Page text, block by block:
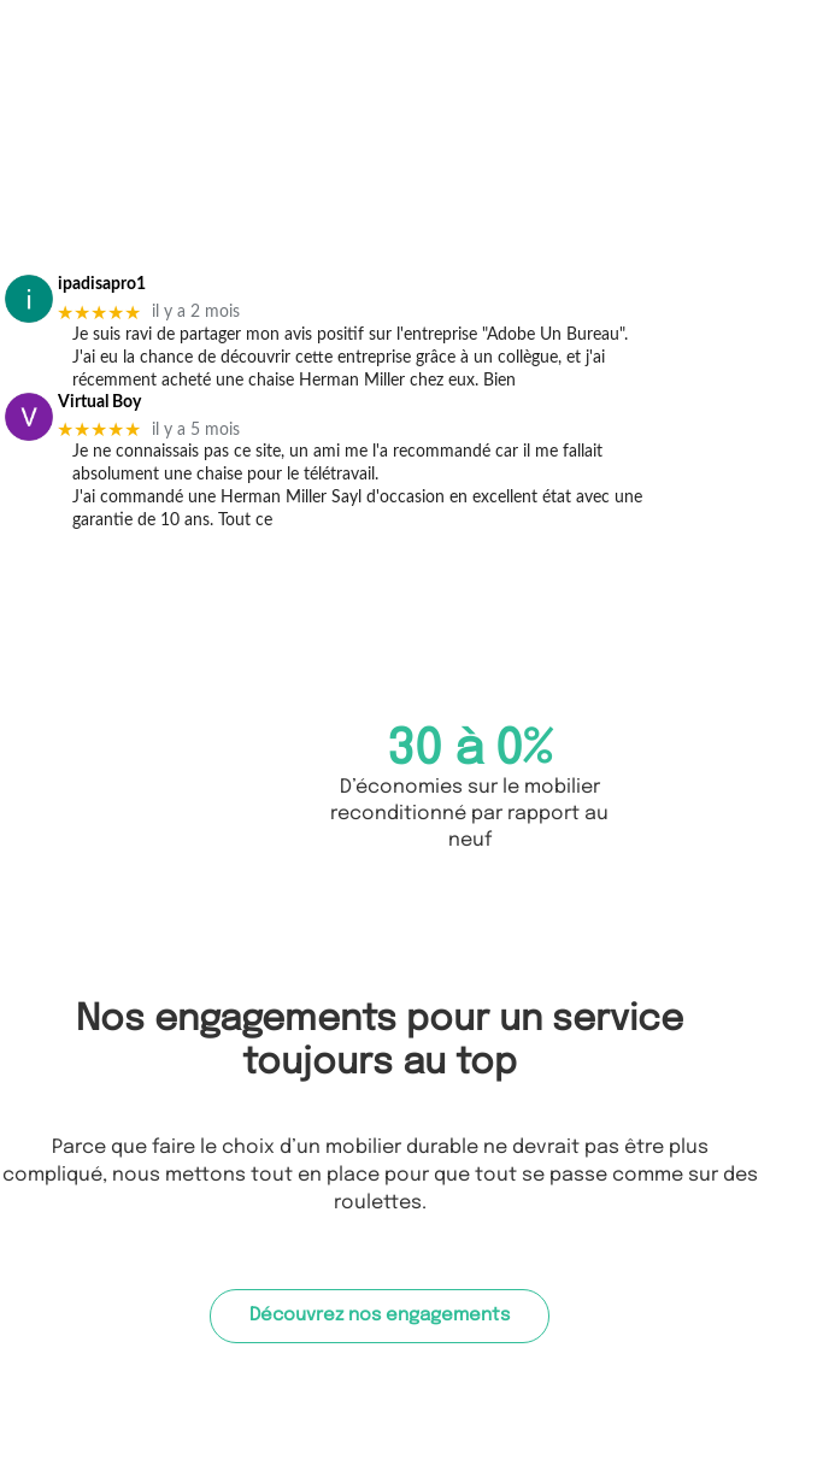
ipadisapro1
★★★★★
il y a 2 mois
Je suis ravi de partager mon avis positif sur l'entreprise "Adobe Un Bureau".
J'ai eu la chance de découvrir cette entreprise grâce à un collègue, et j'ai
récemment acheté une chaise Herman Miller chez eux. Bien
Virtual Boy
★★★★★
il y a 5 mois
Je ne connaissais pas ce site, un ami me l'a recommandé car il me fallait
absolument une chaise pour le télétravail.
J'ai commandé une Herman Miller Sayl d'occasion en excellent état avec une
garantie de 10 ans. Tout ce
D’économies sur le mobilier
reconditionné par rapport au
neuf
30 à 0%
Nos engagements pour un service
toujours au top
Parce que faire le choix d’un mobilier durable ne devrait pas être plus
compliqué, nous mettons tout en place pour que tout se passe comme sur des
roulettes.
Découvrez nos engagements